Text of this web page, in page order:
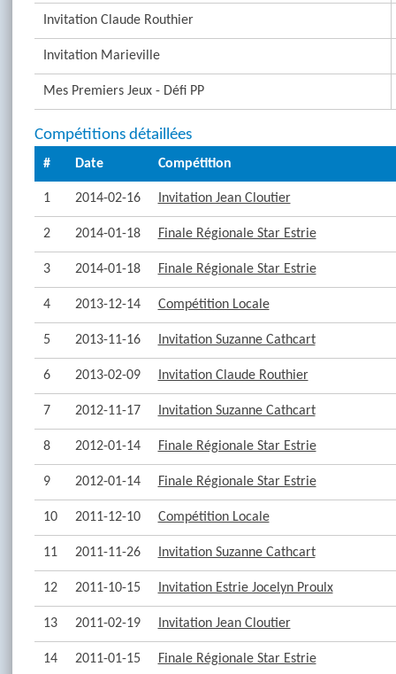
Invitation Claude Routhier
Invitation Marieville
Mes Premiers Jeux - Défi PP
Compétitions détaillées
# Date Compétition
1 2014-02-16 Invitation Jean Cloutier
2 2014-01-18 Finale Régionale Star Estrie
3 2014-01-18 Finale Régionale Star Estrie
4 2013-12-14 Compétition Locale
5 2013-11-16 Invitation Suzanne Cathcart
6 2013-02-09 Invitation Claude Routhier
7 2012-11-17 Invitation Suzanne Cathcart
8 2012-01-14 Finale Régionale Star Estrie
9 2012-01-14 Finale Régionale Star Estrie
10 2011-12-10 Compétition Locale
11 2011-11-26 Invitation Suzanne Cathcart
12 2011-10-15 Invitation Estrie Jocelyn Proulx
13 2011-02-19 Invitation Jean Cloutier
14 2011-01-15 Finale Régionale Star Estrie